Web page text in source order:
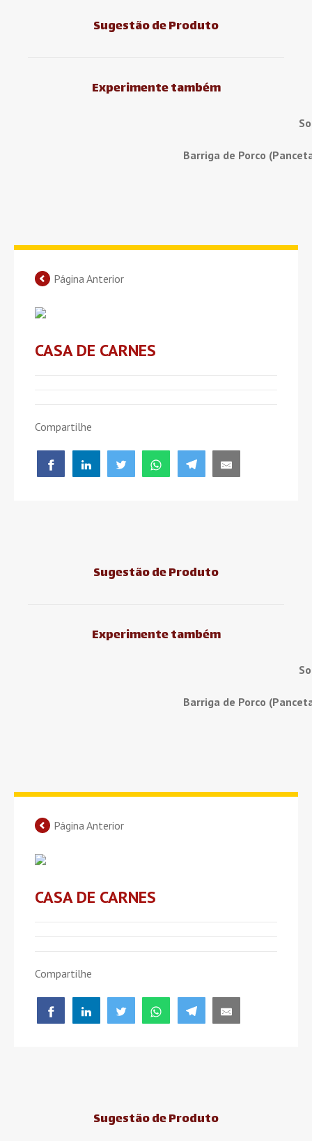
Sugestão de Produto
Experimente também
Barriga de Porco
Página Anterior
CASA DE CARNES
Compartilhe
Sugestão de Produto
Experimente também
Barriga de Porco
Página Anterior
CASA DE CARNES
Compartilhe
Sugestão de Produto